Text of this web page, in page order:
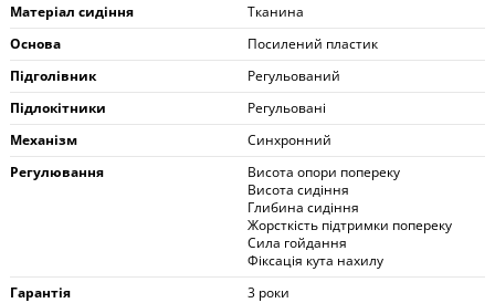
Матеріал сидіння
Тканина
Основа
Посилений пластик
Підголівник
Регульований
Підлокітники
Регульовані
Механізм
Синхронний
Регулювання
Висота опори попереку
Висота сидіння
Глибина сидіння
Жорсткість підтримки попереку
Сила гойдання
Фіксація кута нахилу
Гарантія
3 роки